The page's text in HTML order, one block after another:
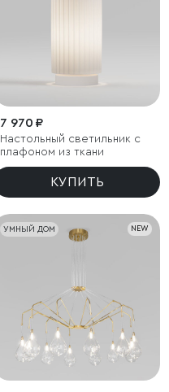
7 970 ₽
Настольный светильник с
плафоном из ткани
КУПИТЬ
УМНЫЙ ДОМ NEW